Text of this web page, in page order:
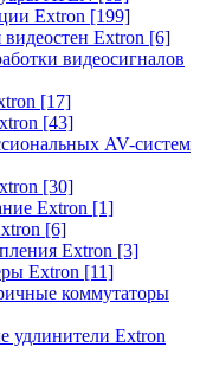
Extron [199]
Extron [6]
видеосигналов
[17]
[43]
AV-систем
[30]
Extron [1]
[6]
Extron [3]
Extron [11]
коммутаторы
удлинители Extron